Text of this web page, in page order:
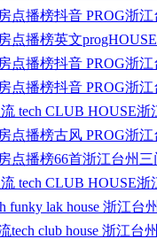
点播榜抖音 PROG浙
点播榜英文
点播榜抖音 PROG浙
点播榜抖音 PROG浙
tech CLUB HOUSE
点播榜古风 PROG浙
点播榜66首浙江台州
tech CLUB HOUSE
funky lak house 浙江
tech club house 浙江